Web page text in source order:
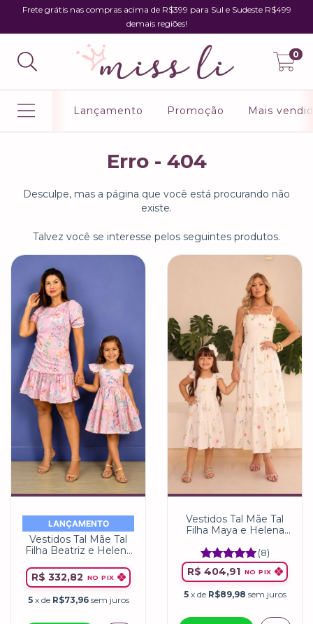
Frete grátis nas compras acima de R$399 para Sul e Sudeste R$499
demais regiões!
0
Lançamento Promoção Mais
Erro - 404
Desculpe, mas a página que você está procurando não
existe.
Talvez você se interesse pelos seguintes produtos.
LANÇAMENTO
Vestidos Tal Mãe Tal
Filha Beatriz e Helena
R$ 332,82
NO PIX
5 x de R$73,96 sem juros
Vestidos Tal Mãe Tal
Filha Maya e Helena
(8)
R$ 404,91 NO PIX
5 x de R$89,98 sem juros